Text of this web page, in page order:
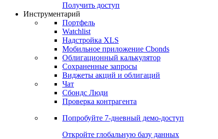
Получить доступ
Инструментарий
Портфель
Watchlist
Надстройка XLS
Мобильное приложение Cbonds
Облигационный калькулятор
Сохраненные запросы
Виджеты акций и облигаций
Чат
Сбондс Люди
Проверка контрагента
Попробуйте 7-дневный демо-доступ
Откройте глобальную базу данных